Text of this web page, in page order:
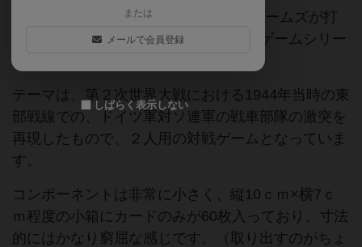
a-game（国際通信社）とレキシモンゲームズが打
ち出した戦車戦をテーマにしたカードゲームシリー
ズです。
テーマは、第２次世界大戦における1944年当時の東
部戦線での、ドイツ軍対ソ連軍の戦車部隊の激突を
再現したもので、２人用の対戦ゲームとなっていま
す。
コンポーネントは非常に小さく、縦10ｃｍ×横7ｃ
ｍ程度の小箱にカードのみが60枚入っており、寸法
的にはかなり窮屈な感じです。（取り出すのがちょ
または
メールで会員登録
しばらく表示しない